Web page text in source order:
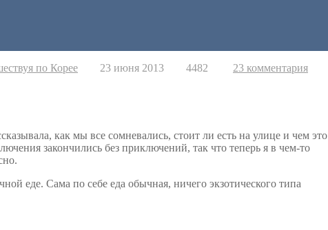
по Корее 23 июня 2013 4482 23 комментария
как мы все сомневались, стоит ли есть на улице и чем это
закончились без приключений, так что теперь я в чем-то
еде. Сама по себе еда обычная, ничего экзотического типа